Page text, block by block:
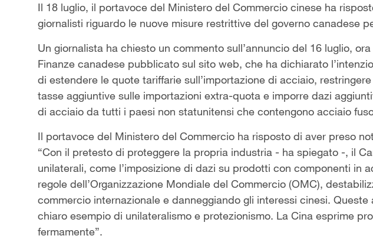
Il 18 luglio, il portavoce del Ministero del Commercio cinese ha
giornalisti riguardo le nuove misure restrittive del governo canadese
Un giornalista ha chiesto un commento sull’annuncio del 16 luglio,
Finanze canadese pubblicato sul sito web, che ha dichiarato
di estendere le quote tariffarie sull’importazione di acciaio,
tasse aggiuntive sulle importazioni extra-quota e imporre dazi
di acciaio da tutti i paesi non statunitensi che contengono acciaio
Il portavoce del Ministero del Commercio ha risposto di aver preso
“Con il pretesto di proteggere la propria industria - ha spiegato -, il
unilaterali, come l’imposizione di dazi su prodotti con componenti in
regole dell’Organizzazione Mondiale del Commercio (OMC),
commercio internazionale e danneggiando gli interessi cinesi. Queste
chiaro esempio di unilateralismo e protezionismo. La Cina esprime
fermamente”.